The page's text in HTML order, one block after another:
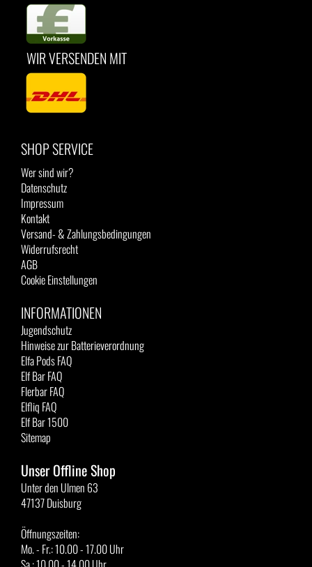
WIR VERSENDEN MIT
SHOP SERVICE
Wer sind wir?
Datenschutz
Impressum
Kontakt
Versand- & Zahlungsbedingungen
Widerrufsrecht
AGB
Cookie Einstellungen
INFORMATIONEN
Jugendschutz
Hinweise zur Batterieverordnung
Elfa Pods FAQ
Elf Bar FAQ
Flerbar FAQ
Elfliq FAQ
Elf Bar 1500
Sitemap
Unser Offline Shop
Unter den Ulmen 63
47137 Duisburg
Öffnungszeiten:
Mo. - Fr.: 10.00 - 17.00 Uhr